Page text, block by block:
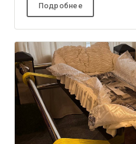
Подробнее